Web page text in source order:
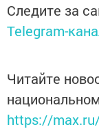
Следите за
Telegram-
Читайте
https://